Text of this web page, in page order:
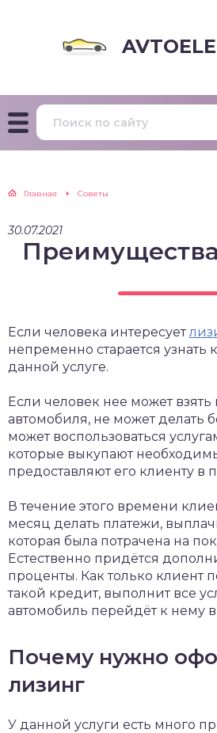
Главная Советы
30.07.2021
Если человека интересует
непременно старается
данной услуге.
Если человек нее может
автомобиля, не может делать
может воспользоваться
которые выкупают
предоставляют его клиенту в
В течение этого времени
месяц делать платежи,
которая была потрачена на
Естественно придётся
проценты. Как только клиент
такой кредит, выполнит все
автомобиль перейдёт к нему в
Почему нужно
лизинг
У данной услуги есть много